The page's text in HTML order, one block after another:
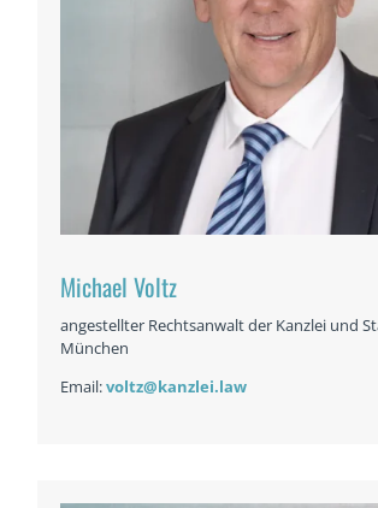
Michael Voltz
angestellter Rechtsanwalt der Kanzlei und
München
Email:voltz@kanzlei.law